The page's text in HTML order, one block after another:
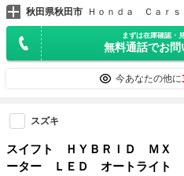
秋田県秋田市 Ｈｏｎｄａ Ｃａｒ
まずは在庫確認・
無料通話でお問
今あなたの他に
スズキ
スイフト ＨＹＢＲＩＤ ＭＸ
ーター ＬＥＤ オートライ